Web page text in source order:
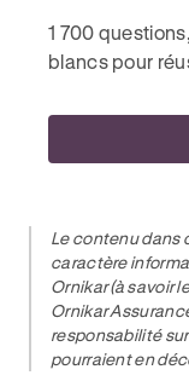
1 700
blancs pour
Le contenu dans
caractère
Ornikar (à savoir
Ornikar
responsabilité
pourraient en